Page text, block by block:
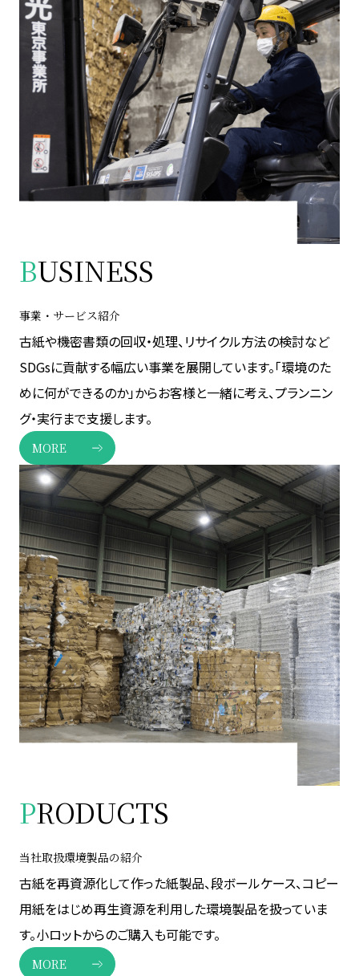
BUSINESS
事業・サービス紹介
古紙や機密書類の回収・処理、リサイクル方法の検討など
SDGsに貢献する幅広い事業を展開しています。「環境のた
めに何ができるのか」からお客様と一緒に考え、プランニン
グ・実行まで支援します。
MORE
PRODUCTS
当社取扱環境製品の紹介
古紙を再資源化して作った紙製品、段ボールケース、コピー
用紙をはじめ再生資源を利用した環境製品を扱っていま
す。小ロットからのご購入も可能です。
MORE